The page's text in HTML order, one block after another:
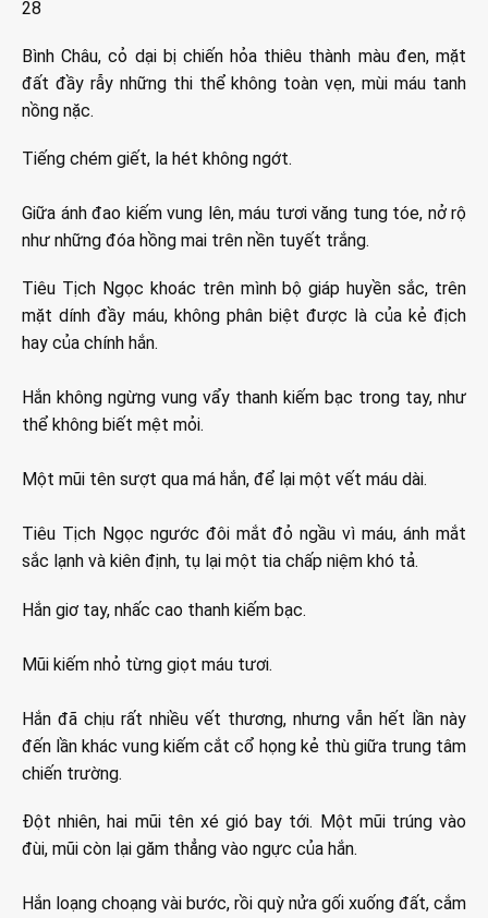
28
Bình Châu, cỏ dại bị chiến hỏa thiêu thành màu đen, mặt
đất đầy rẫy những thi thể không toàn vẹn, mùi máu tanh
nồng nặc.
Tiếng chém giết, la hét không ngớt.
Giữa ánh đao kiếm vung lên, máu tươi văng tung tóe, nở rộ
như những đóa hồng mai trên nền tuyết trắng.
Tiêu Tịch Ngọc khoác trên mình bộ giáp huyền sắc, trên
mặt dính đầy máu, không phân biệt được là của kẻ địch
hay của chính hắn.
Hắn không ngừng vung vẩy thanh kiếm bạc trong tay, như
thể không biết mệt mỏi.
Một mũi tên sượt qua má hắn, để lại một vết máu dài.
Tiêu Tịch Ngọc ngước đôi mắt đỏ ngầu vì máu, ánh mắt
sắc lạnh và kiên định, tụ lại một tia chấp niệm khó tả.
Hắn giơ tay, nhấc cao thanh kiếm bạc.
Mũi kiếm nhỏ từng giọt máu tươi.
Hắn đã chịu rất nhiều vết thương, nhưng vẫn hết lần này
đến lần khác vung kiếm cắt cổ họng kẻ thù giữa trung tâm
chiến trường.
Đột nhiên, hai mũi tên xé gió bay tới. Một mũi trúng vào
đùi, mũi còn lại găm thẳng vào ngực của hắn.
Hắn loạng choạng vài bước, rồi quỳ nửa gối xuống đất, cắm